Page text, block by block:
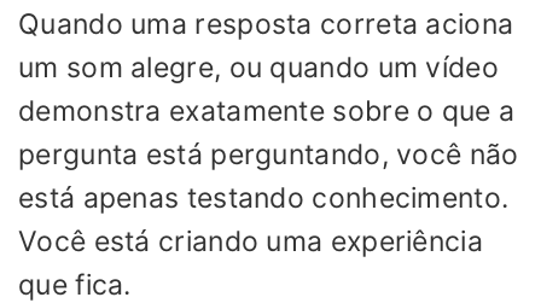
Quando uma resposta correta aciona
um som alegre, ou quando um vídeo
demonstra exatamente sobre o que a
pergunta está perguntando, você não
está apenas testando conhecimento.
Você está criando uma experiência
que fica.